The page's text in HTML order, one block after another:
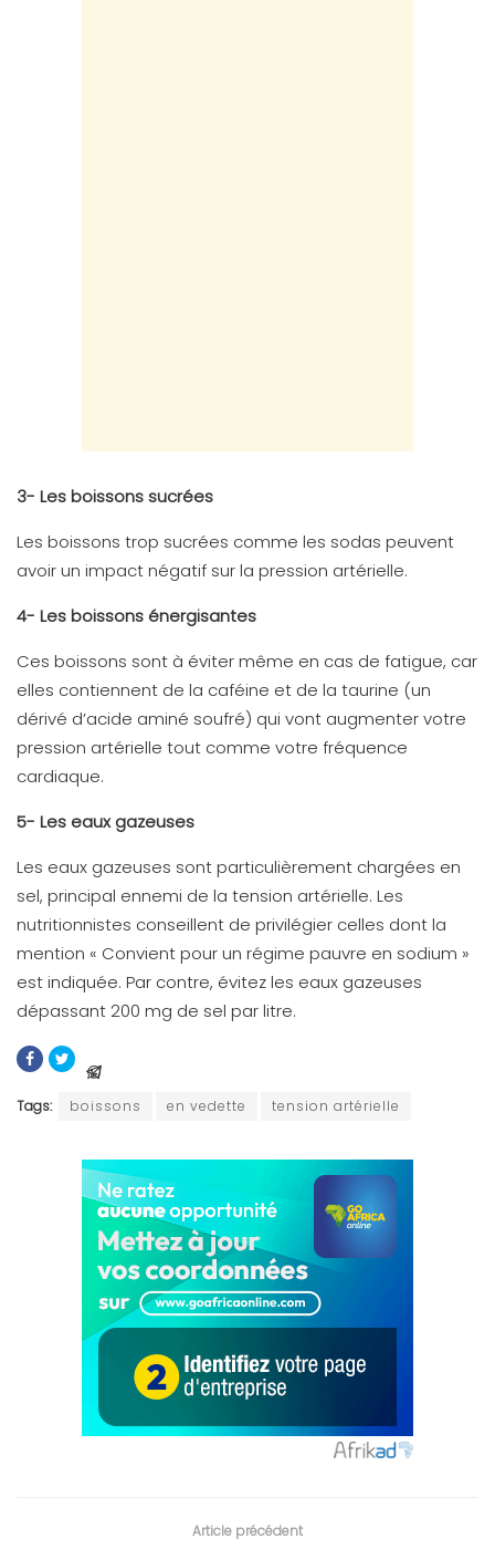
3- Les boissons sucrées
Les boissons trop sucrées comme les sodas peuvent
avoir un impact négatif sur la pression artérielle.
4- Les boissons énergisantes
Ces boissons sont à éviter même en cas de fatigue, car
elles contiennent de la caféine et de la taurine (un
dérivé d’acide aminé soufré) qui vont augmenter votre
pression artérielle tout comme votre fréquence
cardiaque.
5- Les eaux gazeuses
Les eaux gazeuses sont particulièrement chargées en
sel, principal ennemi de la tension artérielle. Les
nutritionnistes conseillent de privilégier celles dont la
mention « Convient pour un régime pauvre en sodium »
est indiquée. Par contre, évitez les eaux gazeuses
dépassant 200 mg de sel par litre.
Tags: boissons en vedette tension artérielle
Article précédent